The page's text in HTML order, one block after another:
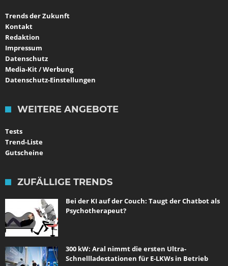
Trends der Zukunft
Kontakt
Redaktion
Impressum
Datenschutz
Media-Kit / Werbung
Datenschutz-Einstellungen
WEITERE ANGEBOTE
Tests
Trend-Liste
Gutscheine
ZUFÄLLIGE TRENDS
Bei der KI auf der Couch: Taugt der Chatbot als
Psychotherapeut?
300 kW: Aral nimmt die ersten Ultra-
Schnellladestationen für E-LKWs in Betrieb